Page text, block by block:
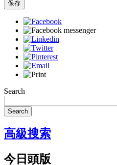
保存
Search
Search
高級搜索
今日頭版